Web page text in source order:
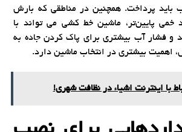
باید پرداخت. همچنین در مناطقی که بارش
خمی پایین‌تر، ماشین خط کشی می تواند با
و فشار آب بیشتری برای پاک کردن جاده به
اهمیت بیشتری در انتخاب ماشین دارد.